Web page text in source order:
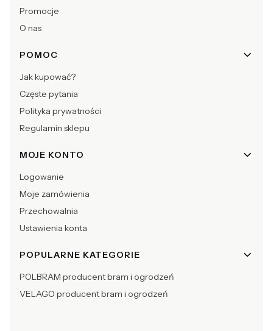
Promocje
O nas
POMOC
Jak kupować?
Częste pytania
Polityka prywatności
Regulamin sklepu
MOJE KONTO
Logowanie
Moje zamówienia
Przechowalnia
Ustawienia konta
POPULARNE KATEGORIE
POLBRAM producent bram i ogrodzeń
VELAGO producent bram i ogrodzeń